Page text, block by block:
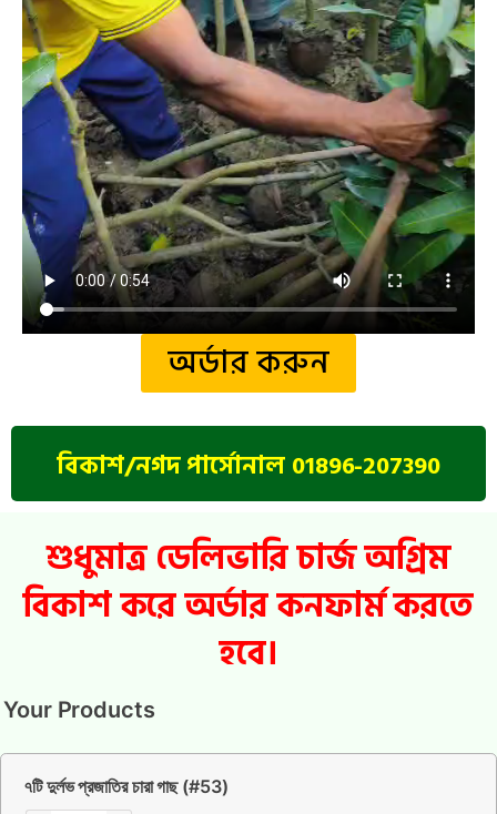
অর্ডার করুন
বিকাশ/নগদ পার্সোনাল 01896-207390
শুধুমাত্র ডেলিভারি চার্জ অগ্রিম
বিকাশ করে অর্ডার কনফার্ম করতে
হবে।
Your Products
৭টি দুর্লভ প্রজাতির চারা গাছ (#53)